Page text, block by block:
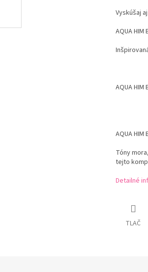
Vyskúšaj
AQUA HIM
AQUA HIM
AQUA
Tóny
tejto
Detailné
TLAČ